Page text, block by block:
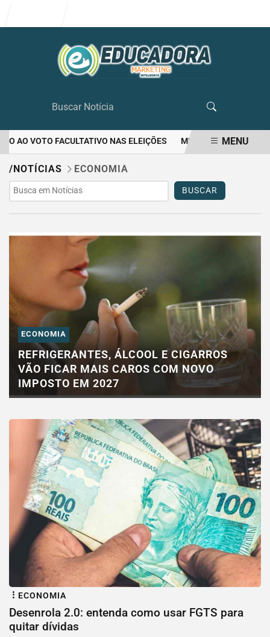
AO VOTO FACULTATIVO NAS ELEIÇÕES MULHER MATA O
EM ALTA
MENU
/NOTÍCIAS ECONOMIA
BUSCAR
ECONOMIA
REFRIGERANTES, ÁLCOOL E CIGARROS
VÃO FICAR MAIS CAROS COM NOVO
IMPOSTO EM 2027
ECONOMIA
Desenrola 2.0: entenda como usar FGTS para
quitar dívidas